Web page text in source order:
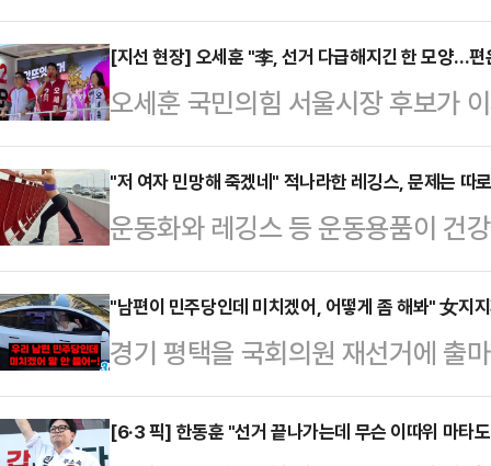
속 후보가 선거 전 마지막 주말을
결집'에 방점을 찍은 가운데 박민식
합류했고, 한동훈 후보는 아내 진은
더불어민주당 후보의 공세를 정면
31일 오전 부산을 찾은 이 전 대통
함께 점심식사를 했다. 이 일정에는
다.박 후보…
[지선 현장] 오세훈 "李, 선거 다급해지긴 한 모양…편
오세훈 국민의힘 서울시장 후보가
"선거가 다급해지긴 한 모양"이라
사역 인근에서 진행한 유세에서 "
않나"며 이같이 말했다.앞서 이 대
전투표 독려를 하면서도 "투표 포기
는 그들을 편드는 것"이라고 주장
반발하고 있다.오 후보는 "적어도
도 모두 보듬어…
"저 여자 민망해 죽겠네" 적나라한 레깅스, 문제는 따
운동화와 레깅스 등 운동용품이 건
다.16일 관련업계에 따르면 영국
전문가인 니콜 딘은 최근 데일리메
만 운동할 때 착용하는 옷과 신발이
어 "운동용품을 만들 때 흔히 사용
소재의 옷을 세탁하고 입을 때마다
"남편이 민주당인데 미치겠어, 어떻게 좀 해봐" 女지
경기 평택을 국회의원 재선거에 출
세 중 "나는 조국혁신당인데 남편
호소에 "조국을 선택해 달라"고 요
[6·3 픽] 한동훈 "선거 끝나가는데 무슨 이따위 마타